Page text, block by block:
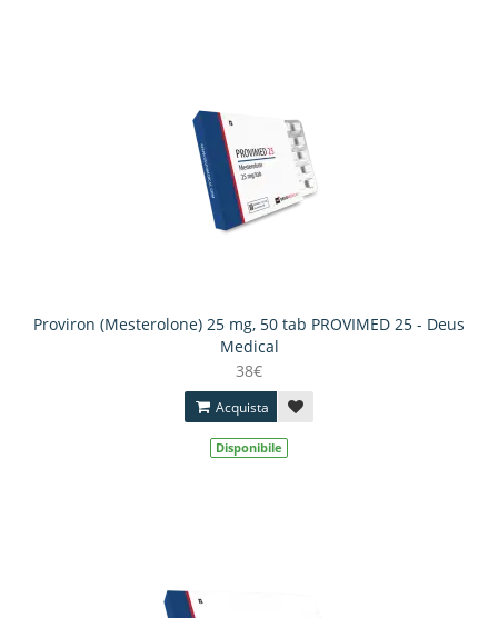
Proviron (Mesterolone) 25 mg, 50 tab PROVIMED 25 - Deus
Medical
38€
Acquista
Disponibile